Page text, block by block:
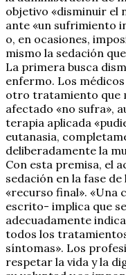
objetivo «disminuir el
ante «un sufrimiento
o, en ocasiones,
mismo la sedación
La primera busca
enfermo. Los
otro tratamiento que
afectado «no sufra»,
terapia aplicada
eutanasia,
deliberadamente la
Con esta premisa, el
sedación en la fase
«recurso final». «Una
escrito- implica que
adecuadamente
todos los
síntomas». Los
respetar la vida y la